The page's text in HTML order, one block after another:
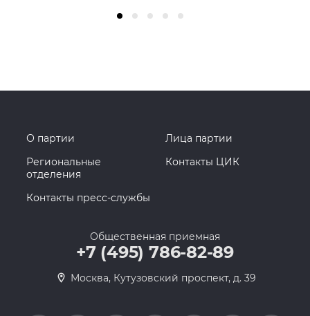
О партии
Лица партии
Региональные
отделения
Контакты ЦИК
Контакты пресс-службы
Общественная приемная
+7 (495) 786-82-89
Москва, Кутузовский проспект, д. 39